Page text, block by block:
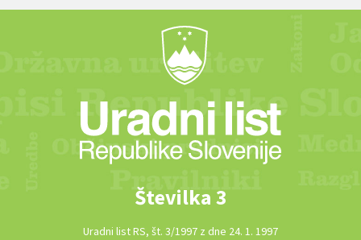
Številka 3
Uradni list RS, št. 3/1997 z dne 24. 1. 1997